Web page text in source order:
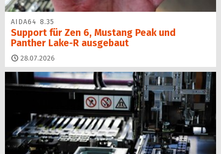
AIDA64 8.35
Support für Zen 6, Mustang Peak und
Panther Lake-R ausgebaut
28.07.2026